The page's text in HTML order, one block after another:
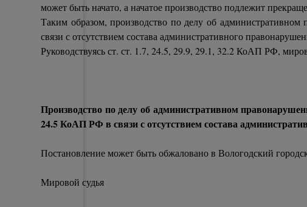
может быть начато, а начатое производство подлежит
Таким образом, производство по делу об
связи с отсутствием состава административного
Руководствуясь ст. ст. 1.7, 24.5, 29.9, 29.1, 32.2 КоАП РФ,
Производство по делу об административном
24.5 КоАП РФ в связи с отсутствием состава
Постановление может быть обжаловано в Вологодский
Мировой судья